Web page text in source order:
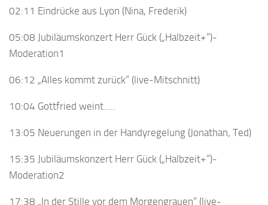
02:11 Eindrücke aus Lyon (Nina, Frederik)
05:08 Jubiläumskonzert Herr Gück („Halbzeit+“)-
Moderation1
06:12 „Alles kommt zurück“ (live-Mitschnitt)
10:04 Gottfried weint…..
13:05 Neuerungen in der Handyregelung (Jonathan, Ted)
15:35 Jubiläumskonzert Herr Gück („Halbzeit+“)-
Moderation2
17:38 „In der Stille vor dem Morgengrauen“ (live-